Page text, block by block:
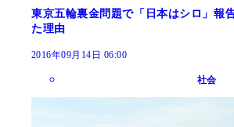
東京五輪裏金問題で「日本はシロ」報
た理由
2016年09月14日 06:00
社会